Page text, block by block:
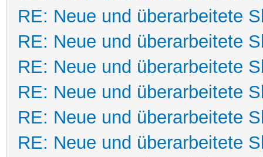
RE: Neue und überarbeitete
RE: Neue und überarbeitete
RE: Neue und überarbeitete
RE: Neue und überarbeitete
RE: Neue und überarbeitete
RE: Neue und überarbeitete